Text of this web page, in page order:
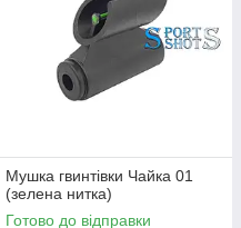
Мушка гвинтівки Чайка 01
(зелена нитка)
Готово до відправки